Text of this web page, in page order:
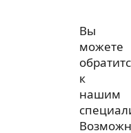
Вы
можете
к
нашим